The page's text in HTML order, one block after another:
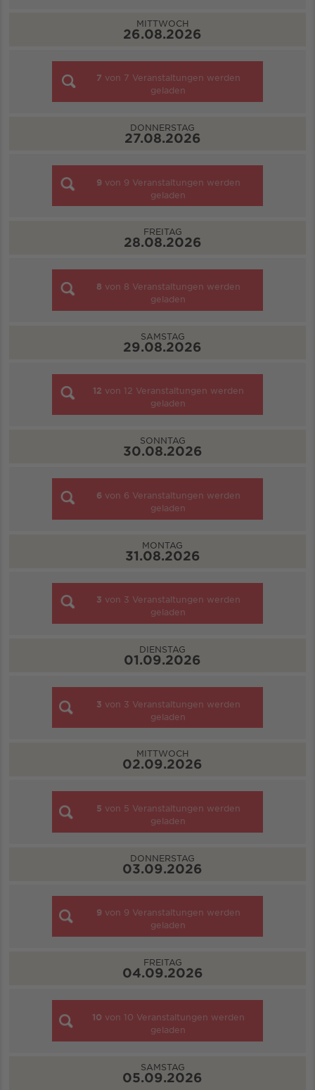
MITTWOCH
26.08.2026
7 von 7 Veranstaltungen werden
geladen
DONNERSTAG
27.08.2026
9 von 9 Veranstaltungen werden
geladen
FREITAG
28.08.2026
8 von 8 Veranstaltungen werden
geladen
SAMSTAG
29.08.2026
12 von 12 Veranstaltungen werden
geladen
SONNTAG
30.08.2026
6 von 6 Veranstaltungen werden
geladen
MONTAG
31.08.2026
3 von 3 Veranstaltungen werden
geladen
DIENSTAG
01.09.2026
3 von 3 Veranstaltungen werden
geladen
MITTWOCH
02.09.2026
5 von 5 Veranstaltungen werden
geladen
DONNERSTAG
03.09.2026
9 von 9 Veranstaltungen werden
geladen
FREITAG
04.09.2026
10 von 10 Veranstaltungen werden
geladen
SAMSTAG
05.09.2026